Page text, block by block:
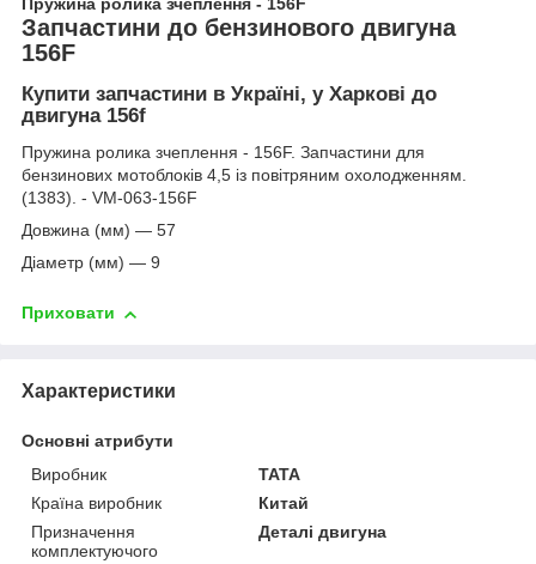
Запчастини до бензинового двигуна
156F
Купити запчастини в Україні, у Харкові до
двигуна 156f
Пружина ролика зчеплення - 156F. Запчастини для
бензинових мотоблоків 4,5 із повітряним охолодженням.
(1383). - VM-063-156F
Довжина (мм) — 57
Діаметр (мм) — 9
Приховати
Характеристики
Основні атрибути
Виробник
TATA
Країна виробник
Китай
Призначення
комплектуючого
Деталі двигуна